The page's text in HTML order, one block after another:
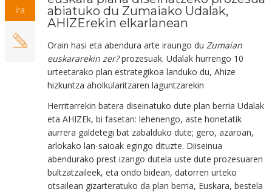
Ira
abiatuko du Zumaiako Udalak,
AHIZErekin elkarlanean
Orain hasi eta abendura arte iraungo du Zumaian
euskararekin zer? prozesuak. Udalak hurrengo 10
urteetarako plan estrategikoa landuko du, Ahize
hizkuntza aholkularitzaren laguntzarekin
Herritarrekin batera diseinatuko dute plan berria Udalak
eta AHIZEk, bi fasetan: lehenengo, aste honetatik
aurrera galdetegi bat zabalduko dute; gero, azaroan,
arlokako lan-saioak egingo dituzte. Diiseinua
abendurako prest izango dutela uste dute prozesuaren
bultzatzaileek, eta ondo bidean, datorren urteko
otsailean gizarteratuko da plan berria, Euskara, bestela